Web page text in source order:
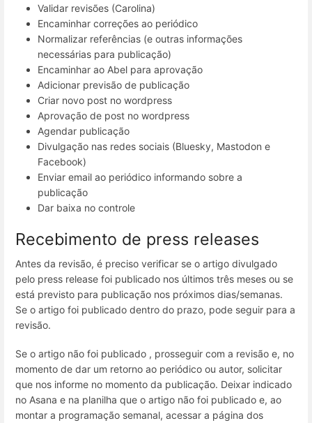
Validar revisões (Carolina)
Encaminhar correções ao periódico
Normalizar referências (e outras informações
necessárias para publicação)
Encaminhar ao Abel para aprovação
Adicionar previsão de publicação
Criar novo post no wordpress
Aprovação de post no wordpress
Agendar publicação
Divulgação nas redes sociais (Bluesky, Mastodon e
Facebook)
Enviar email ao periódico informando sobre a
publicação
Dar baixa no controle
Recebimento de press releases
Antes da revisão, é preciso verificar se o artigo divulgado
pelo press release foi publicado nos últimos três meses ou se
está previsto para publicação nos próximos dias/semanas.
Se o artigo foi publicado dentro do prazo, pode seguir para a
revisão.
Se o artigo não foi publicado , prosseguir com a revisão e, no
momento de dar um retorno ao periódico ou autor, solicitar
que nos informe no momento da publicação. Deixar indicado
no Asana e na planilha que o artigo não foi publicado e, ao
montar a programação semanal, acessar a página dos